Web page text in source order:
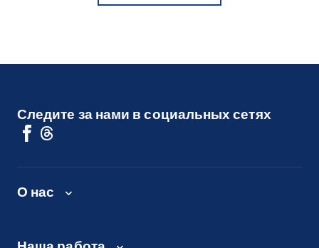
Следите за нами в социальных сетях
О нас